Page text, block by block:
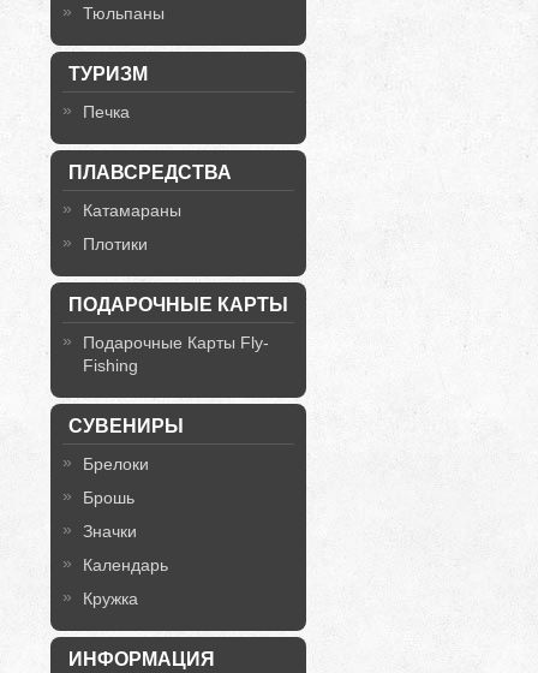
Тюльпаны
ТУРИЗМ
Печка
ПЛАВСРЕДСТВА
Катамараны
Плотики
ПОДАРОЧНЫЕ КАРТЫ
Подарочные Карты Fly-
Fishing
СУВЕНИРЫ
Брелоки
Брошь
Значки
Календарь
Кружка
ИНФОРМАЦИЯ